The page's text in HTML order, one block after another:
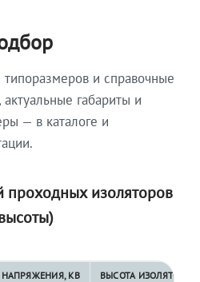
и справочные
габариты и
— в каталоге и
изоляторов
НАПРЯЖЕНИЯ, КВ ВЫСОТА ИЗОЛЯТОРА,